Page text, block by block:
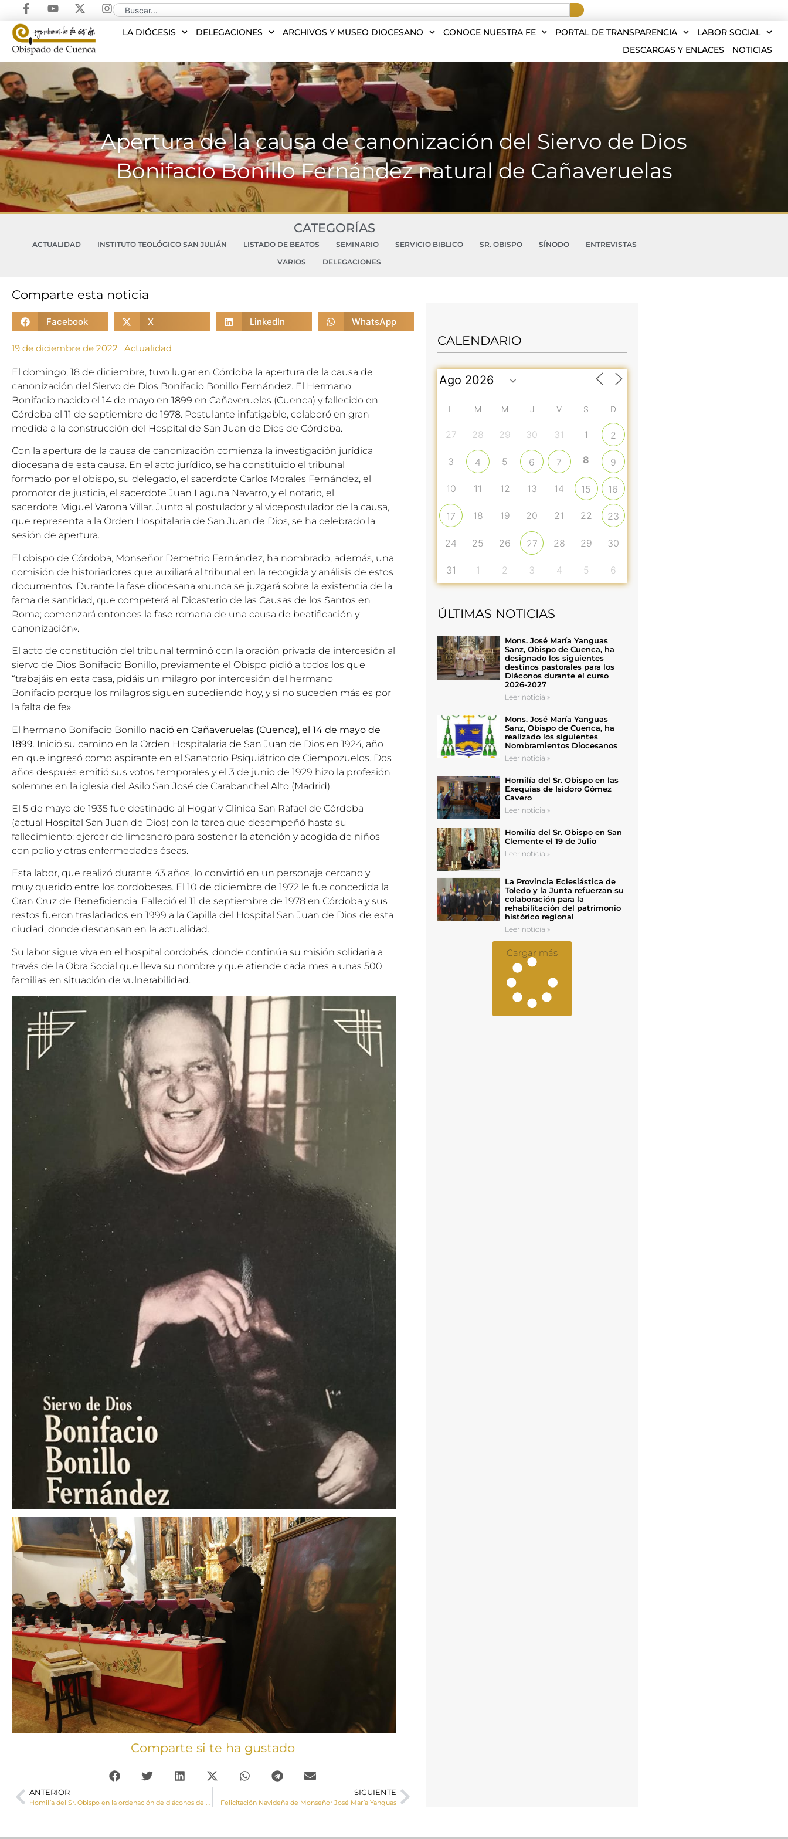
LA DIÓCESIS DELEGACIONES ARCHIVOS Y MUSEO DIOCESANO CONOCE NUESTRA FE PORTAL DE TRANSPARENCIA
LABOR SOCIAL
DESCARGAS Y ENLACES
NOTICIAS
Apertura de la causa de canonización del Siervo de Dios
Bonifacio Bonillo Fernández natural de Cañaveruelas
CATEGORÍAS
ACTUALIDAD INSTITUTO TEOLÓGICO SAN JULIÁN LISTADO DE BEATOS SEMINARIO SERVICIO BIBLICO SR. OBISPO SÍNODO
ENTREVISTAS
VARIOS
DELEGACIONES
Comparte esta noticia
Facebook X LinkedIn WhatsApp
19 de diciembre de 2022 Actualidad
El domingo, 18 de diciembre, tuvo lugar en Córdoba la apertura de la causa de
canonización del Siervo de Dios Bonifacio Bonillo Fernández. El Hermano
Bonifacio nacido el 14 de mayo en 1899 en Cañaveruelas (Cuenca) y fallecido en
Córdoba el 11 de septiembre de 1978. Postulante infatigable, colaboró en gran
medida a la construcción del Hospital de San Juan de Dios de Córdoba.
Con la apertura de la causa de canonización comienza la investigación jurídica
diocesana de esta causa. En el acto jurídico, se ha constituido el tribunal
formado por el obispo, su delegado, el sacerdote Carlos Morales Fernández, el
promotor de justicia, el sacerdote Juan Laguna Navarro, y el notario, el
sacerdote Miguel Varona Villar. Junto al postulador y al vicepostulador de la causa,
que representa a la Orden Hospitalaria de San Juan de Dios, se ha celebrado la
sesión de apertura.
El obispo de Córdoba, Monseñor Demetrio Fernández, ha nombrado, además, una
comisión de historiadores que auxiliará al tribunal en la recogida y análisis de estos
documentos. Durante la fase diocesana «nunca se juzgará sobre la existencia de la
fama de santidad, que competerá al Dicasterio de las Causas de los Santos en
Roma; comenzará entonces la fase romana de una causa de beatificación y
canonización».
El acto de constitución del tribunal terminó con la oración privada de intercesión al
siervo de Dios Bonifacio Bonillo, previamente el Obispo pidió a todos los que
“trabajáis en esta casa, pidáis un milagro por intercesión del hermano
Bonifacio porque los milagros siguen sucediendo hoy, y si no suceden más es por
la falta de fe».
El hermano Bonifacio Bonillo nació en Cañaveruelas (Cuenca), el 14 de mayo de
1899. Inició su camino en la Orden Hospitalaria de San Juan de Dios en 1924, año
en que ingresó como aspirante en el Sanatorio Psiquiátrico de Ciempozuelos. Dos
años después emitió sus votos temporales y el 3 de junio de 1929 hizo la profesión
solemne en la iglesia del Asilo San José de Carabanchel Alto (Madrid).
El 5 de mayo de 1935 fue destinado al Hogar y Clínica San Rafael de Córdoba
(actual Hospital San Juan de Dios) con la tarea que desempeñó hasta su
fallecimiento: ejercer de limosnero para sostener la atención y acogida de niños
con polio y otras enfermedades óseas.
Esta labor, que realizó durante 43 años, lo convirtió en un personaje cercano y
muy querido entre los cordobeses. El 10 de diciembre de 1972 le fue concedida la
Gran Cruz de Beneficiencia. Falleció el 11 de septiembre de 1978 en Córdoba y sus
restos fueron trasladados en 1999 a la Capilla del Hospital San Juan de Dios de esta
ciudad, donde descansan en la actualidad.
Su labor sigue viva en el hospital cordobés, donde continúa su misión solidaria a
través de la Obra Social que lleva su nombre y que atiende cada mes a unas 500
familias en situación de vulnerabilidad.
Comparte si te ha gustado
ANTERIOR SIGUIENTE
Felicitación Navideña de Monseñor José María Yanguas
CALENDARIO
L M M J V S D
27 28 29 30 31 1 2
3 4 5 6 7 8 9
10 11 12 13 14 15 16
17 18 19 20 21 22 23
24 25 26 27 28 29 30
31 1 2 3 4 5 6
ÚLTIMAS NOTICIAS
Mons. José María Yanguas
Sanz, Obispo de Cuenca, ha
designado los siguientes
destinos pastorales para los
Diáconos durante el curso
2026-2027
Leer noticia »
Mons. José María Yanguas
Sanz, Obispo de Cuenca, ha
realizado los siguientes
Nombramientos Diocesanos
Leer noticia »
Homilía del Sr. Obispo en las
Exequias de Isidoro Gómez
Cavero
Leer noticia »
Homilía del Sr. Obispo en San
Clemente el 19 de Julio
Leer noticia »
La Provincia Eclesiástica de
Toledo y la Junta refuerzan su
colaboración para la
rehabilitación del patrimonio
histórico regional
Leer noticia »
Cargar más